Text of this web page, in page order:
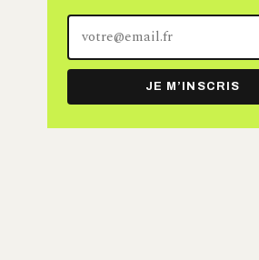
adresse
mail
JE M’INSCRIS